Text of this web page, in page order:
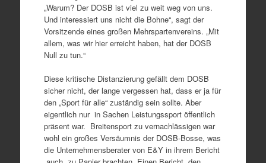
„Warum? Der DOSB ist viel zu weit weg von uns.
Und interessiert uns nicht die Bohne“, sagt der
Vorsitzende eines großen Mehrspartenvereins. „Mit
allem, was wir hier erreicht haben, hat der DOSB
Null zu tun.“
Diese kritische Distanzierung gefällt dem DOSB
sicher nicht, der lange vergessen hat, dass er ja für
den „Sport für alle“ zuständig sein sollte. Aber
eigentlich nur in Sachen Leistungssport öffentlich
präsent war. Breitensport zu vernachlässigen war
wohl ein großes Versäumnis der DOSB-Bosse, was
die Unternehmensberater von E&Y in ihrem Bericht